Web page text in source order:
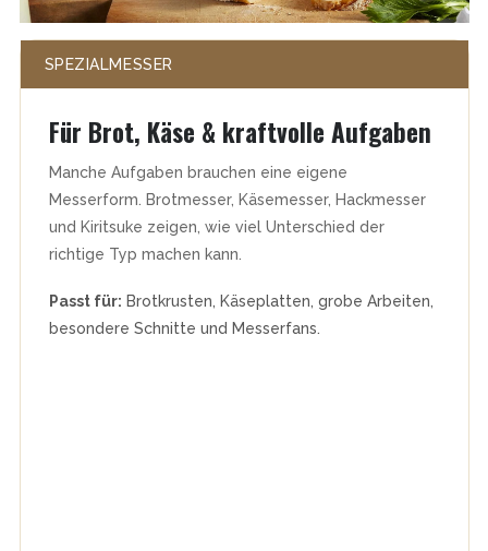
SPEZIALMESSER
Für Brot, Käse & kraftvolle Aufgaben
Manche Aufgaben brauchen eine eigene
Messerform. Brotmesser, Käsemesser, Hackmesser
und Kiritsuke zeigen, wie viel Unterschied der
richtige Typ machen kann.
Passt für: Brotkrusten, Käseplatten, grobe Arbeiten,
besondere Schnitte und Messerfans.